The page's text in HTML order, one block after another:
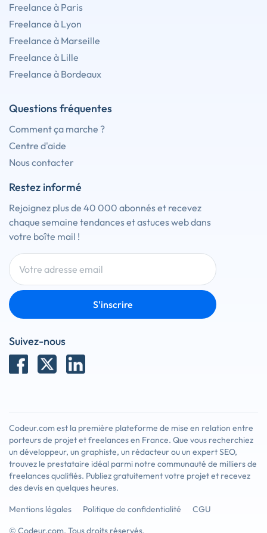
Freelance à Paris
Freelance à Lyon
Freelance à Marseille
Freelance à Lille
Freelance à Bordeaux
Questions fréquentes
Comment ça marche ?
Centre d'aide
Nous contacter
Restez informé
Rejoignez plus de 40 000 abonnés et recevez
chaque semaine tendances et astuces web dans
votre boîte mail !
S'inscrire
Suivez-nous
Codeur.com est la première plateforme de mise en relation entre
porteurs de projet et freelances en France. Que vous recherchiez
un développeur, un graphiste, un rédacteur ou un expert SEO,
trouvez le prestataire idéal parmi notre communauté de milliers de
freelances qualifiés. Publiez gratuitement votre projet et recevez
des devis en quelques heures.
Mentions légales
Politique de confidentialité
CGU
© Codeur.com. Tous droits réservés.